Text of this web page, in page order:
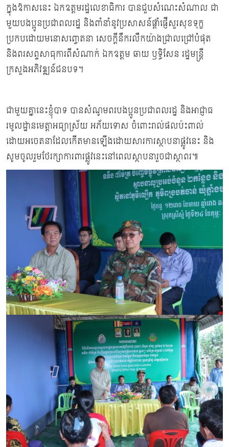
ក្នុងឱកាសនេះ ឯកឧត្តមរដ្ឋលេខាធិការ បានជួបសំណេះសំណាល ជា
មួយបងប្អូនប្រជាពលរដ្ឋ និងពាំនាំនូវប្រសាសន៍ផ្តាំផ្ញើសួរសុខទុក្ខ
ប្រកបដោយមនោសញ្ចេតនា សេចក្តីនឹករលឹកយ៉ាងជ្រាលជ្រៅបំផុត
និងពរសព្ទសាធុការពីសំណាក់ ឯកឧត្តម ឆាយ ឫទ្ធិសែន រដ្ឋមន្រ្តី
ក្រសួងអភិវឌ្ឍន៍ជនបទ។
ជាមួយគ្នានេះខ្ញុំបាទ បានសំណូមពរបងប្អូនប្រជាពលរដ្ឋ និងអាជ្ញាធ
រមូលដ្ឋានមេត្តាអធ្យាស្រ័យ អភ័យទោស ចំពោះរាល់ផលប៉ះពាល់
ដោយអចេតនាដែលកើតមានឡើងដោយសារការស្ថាបនាផ្លូវនេះ និង
សូមចូលរួមថែរក្សាការពារផ្លូវនេះនៅពេលស្ថាបនារួចជាស្ថាពរ៕